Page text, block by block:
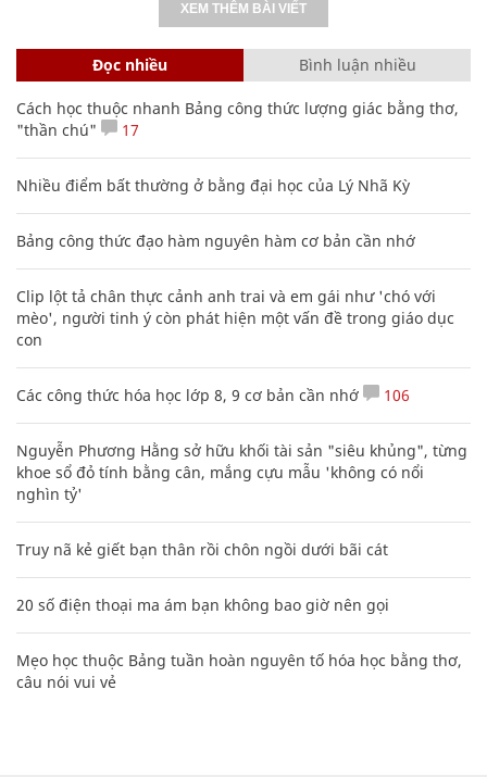
XEM THÊM BÀI VIẾT
Đọc nhiều Bình luận nhiều
Cách học thuộc nhanh Bảng công thức lượng giác bằng thơ,
"thần chú"
17
Nhiều điểm bất thường ở bằng đại học của Lý Nhã Kỳ
Bảng công thức đạo hàm nguyên hàm cơ bản cần nhớ
Clip lột tả chân thực cảnh anh trai và em gái như 'chó với
mèo', người tinh ý còn phát hiện một vấn đề trong giáo dục
con
Các công thức hóa học lớp 8, 9 cơ bản cần nhớ 106
Nguyễn Phương Hằng sở hữu khối tài sản "siêu khủng", từng
khoe sổ đỏ tính bằng cân, mắng cựu mẫu 'không có nổi
nghìn tỷ'
Truy nã kẻ giết bạn thân rồi chôn ngồi dưới bãi cát
20 số điện thoại ma ám bạn không bao giờ nên gọi
Mẹo học thuộc Bảng tuần hoàn nguyên tố hóa học bằng thơ,
câu nói vui vẻ